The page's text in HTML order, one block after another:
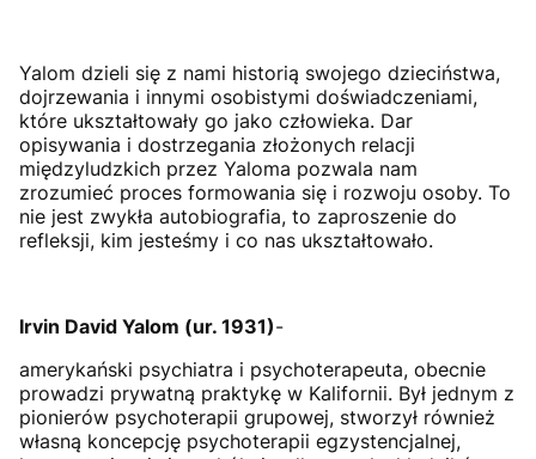
Yalom dzieli się z nami historią swojego dzieciństwa,
dojrzewania i innymi osobistymi doświadczeniami,
które ukształtowały go jako człowieka. Dar
opisywania i dostrzegania złożonych relacji
międzyludzkich przez Yaloma pozwala nam
zrozumieć proces formowania się i rozwoju osoby. To
nie jest zwykła autobiografia, to zaproszenie do
refleksji, kim jesteśmy i co nas ukształtowało.
Irvin David Yalom (ur. 1931)-
amerykański psychiatra i psychoterapeuta, obecnie
prowadzi prywatną praktykę w Kalifornii. Był jednym z
pionierów psychoterapii grupowej, stworzył również
własną koncepcję psychoterapii egzystencjalnej,